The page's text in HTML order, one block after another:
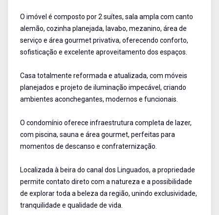
O imóvel é composto por 2 suítes, sala ampla com canto
alemão, cozinha planejada, lavabo, mezanino, área de
serviço e área gourmet privativa, oferecendo conforto,
sofisticação e excelente aproveitamento dos espaços.
Casa totalmente reformada e atualizada, com móveis
planejados e projeto de iluminação impecável, criando
ambientes aconchegantes, modernos e funcionais.
O condomínio oferece infraestrutura completa de lazer,
com piscina, sauna e área gourmet, perfeitas para
momentos de descanso e confraternização.
Localizada à beira do canal dos Linguados, a propriedade
permite contato direto com a natureza e a possibilidade
de explorar toda a beleza da região, unindo exclusividade,
tranquilidade e qualidade de vida.